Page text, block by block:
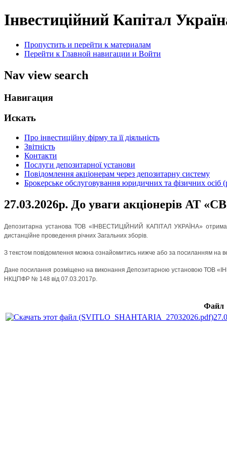
Інвестиційний Капітал
Пропустить и перейти к материалам
Перейти к Главной навигации и Войти
Nav view search
Навигация
Искать
Про інвестиційну фірму та її діяльність
Звітність
Контакти
Послуги депозитарної установи
Повідомлення акціонерам через депозитарну систему
Брокерське обслуговування юридичних та фізичних осіб
27.03.2026р. До уваги акціонерів АТ
Депозитарна установа ТОВ «ІНВЕСТИЦІЙНИЙ КАПІТАЛ УКРАЇНА»
дистанційне проведення річних Загальних зборів.
З текстом повідомлення можна ознайомитись нижче або за посиланням на
Дане посилання розміщено на виконання Депозитарною установою ТОВ
НКЦПФР № 148 від 07.03.2017р.
Файл